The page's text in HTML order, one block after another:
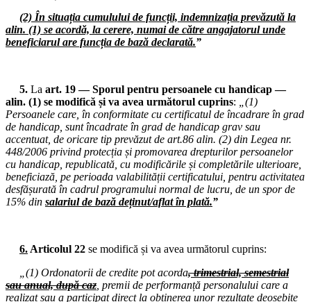
15.12.2025
Consiliul de administrație al I.S.J. Hunedoara
12.12.2025
11.12.2025
Ședință cu directorii unităților de învățământ din județul Hunedoara
line)
10.12.2025
Consiliul Liderilor S.I.P. Județul Hunedoara
08.12.2025
Consiliul de administrație al I.S.J. Hunedoara
Biroul Executiv S.I.P. Județul Hunedoara
(2) În situația cumulului de funcții, indemnizația prevăzută la
alin. (1) se acordă, la cerere, numai de către angajatorul unde
beneficiarul are funcția de bază declarată.”
5. La art. 19 — Sporul pentru persoanele cu handicap —
alin. (1) se modifică și va avea următorul cuprins:
„(1)
Persoanele care, în conformitate cu certificatul de încadrare în grad
de handicap, sunt încadrate în grad de handicap grav sau
accentuat, de oricare tip prevăzut de art.86 alin. (2) din Legea nr.
448/2006 privind protecția și promovarea drepturilor persoanelor
cu handicap, republicată, cu modificările și completările ulterioare,
beneficiază, pe perioada valabilității certificatului, pentru activitatea
desfășurată în cadrul programului normal de lucru, de un spor de
15% din salariul de bază deținut/aflat în plată.”
6. Articolul 22 se modifică și va avea următorul cuprins:
„(1) Ordonatorii de credite pot acorda,trimestrial, semestrial
sau anual, după caz , premii de performanță personalului care a
realizat sau a participat direct la obținerea unor rezultate deosebite